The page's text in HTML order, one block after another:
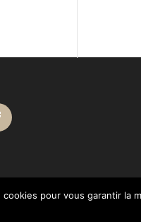
de vente Livraisons
cookies pour vous garantir la